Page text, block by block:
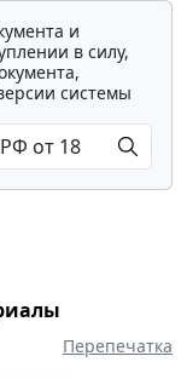
и
в силу,
системы
Перепечатка